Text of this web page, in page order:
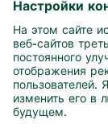
и
Партнерство с